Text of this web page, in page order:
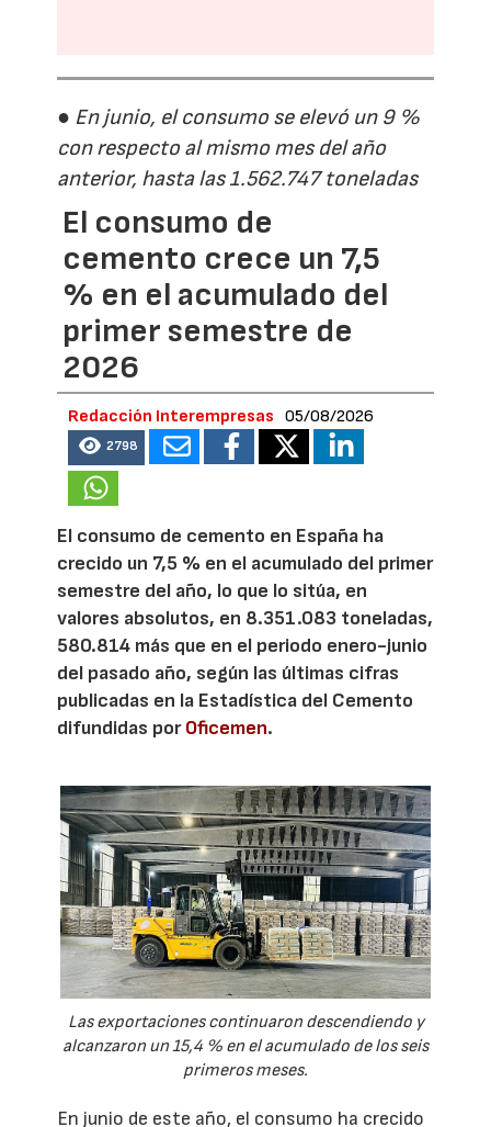
● En junio, el consumo se elevó un 9 %
con respecto al mismo mes del año
anterior, hasta las 1.562.747 toneladas
El consumo de
cemento crece un 7,5
% en el acumulado del
primer semestre de
2026
Redacción Interempresas 05/08/2026
2798
El consumo de cemento en España ha
crecido un 7,5 % en el acumulado del primer
semestre del año, lo que lo sitúa, en
valores absolutos, en 8.351.083 toneladas,
580.814 más que en el periodo enero-junio
del pasado año, según las últimas cifras
publicadas en la Estadística del Cemento
difundidas porOficemen.
Las exportaciones continuaron descendiendo y
alcanzaron un 15,4 % en el acumulado de los seis
primeros meses.
En junio de este año, el consumo ha crecido